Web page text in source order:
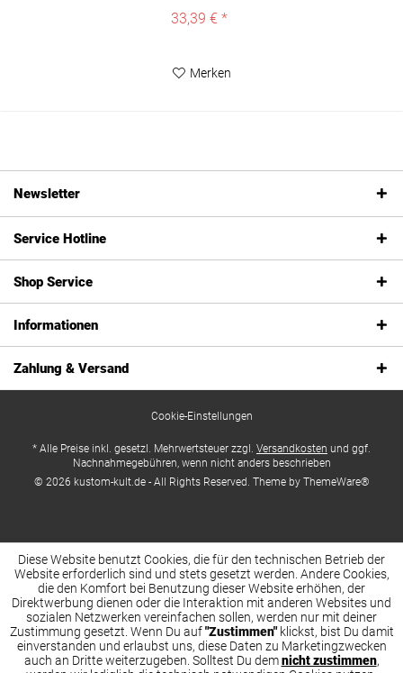
33,39 € *
Merken
Newsletter
Service Hotline
Shop Service
Informationen
Zahlung & Versand
Cookie-Einstellungen
* Alle Preise inkl. gesetzl. Mehrwertsteuer zzgl. Versandkosten und ggf.
Nachnahmegebühren, wenn nicht anders beschrieben
© 2026 kustom-kult.de - All Rights Reserved. Theme by ThemeWare®
Diese Website benutzt Cookies, die für den technischen Betrieb der
Website erforderlich sind und stets gesetzt werden. Andere Cookies,
die den Komfort bei Benutzung dieser Website erhöhen, der
Direktwerbung dienen oder die Interaktion mit anderen Websites und
sozialen Netzwerken vereinfachen sollen, werden nur mit deiner
Zustimmung gesetzt. Wenn Du auf"Zustimmen"klickst, bist Du damit
einverstanden und erlaubst uns, diese Daten zu Marketingzwecken
auch an Dritte weiterzugeben. Solltest Du demnicht zustimmen,